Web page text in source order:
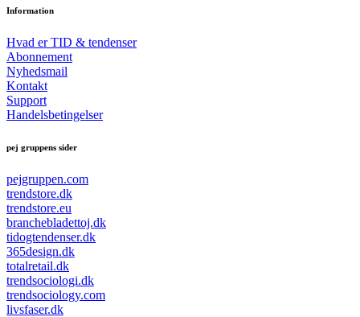
Information
Hvad er TID & tendenser
Abonnement
Nyhedsmail
Kontakt
Support
Handelsbetingelser
pej gruppens sider
pejgruppen.com
trendstore.dk
trendstore.eu
branchebladettoj.dk
tidogtendenser.dk
365design.dk
totalretail.dk
trendsociologi.dk
trendsociology.com
livsfaser.dk